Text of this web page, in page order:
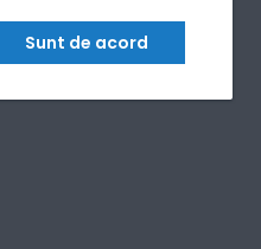
Sunt de acord